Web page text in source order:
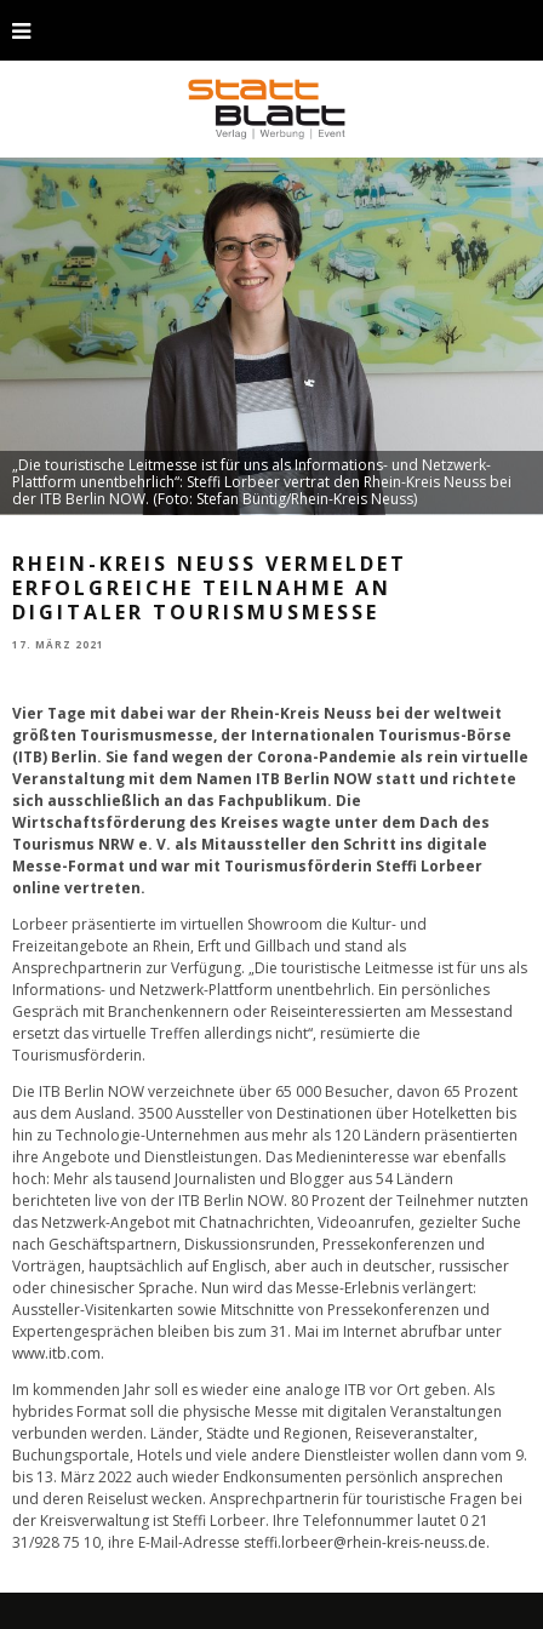
„Die touristische Leitmesse ist für uns als Informations- und Netzwerk-
Plattform unentbehrlich“: Steffi Lorbeer vertrat den Rhein-Kreis Neuss bei
der ITB Berlin NOW. (Foto: Stefan Büntig/Rhein-Kreis Neuss)
RHEIN-KREIS NEUSS VERMELDET
ERFOLGREICHE TEILNAHME AN
DIGITALER TOURISMUSMESSE
17. MÄRZ 2021
Vier Tage mit dabei war der Rhein-Kreis Neuss bei der weltweit
größten Tourismusmesse, der Internationalen Tourismus-Börse
(ITB) Berlin. Sie fand wegen der Corona-Pandemie als rein virtuelle
Veranstaltung mit dem Namen ITB Berlin NOW statt und richtete
sich ausschließlich an das Fachpublikum. Die
Wirtschaftsförderung des Kreises wagte unter dem Dach des
Tourismus NRW e. V. als Mitaussteller den Schritt ins digitale
Messe-Format und war mit Tourismusförderin Steffi Lorbeer
online vertreten.
Lorbeer präsentierte im virtuellen Showroom die Kultur- und
Freizeitangebote an Rhein, Erft und Gillbach und stand als
Ansprechpartnerin zur Verfügung. „Die touristische Leitmesse ist für uns als
Informations- und Netzwerk-Plattform unentbehrlich. Ein persönliches
Gespräch mit Branchenkennern oder Reiseinteressierten am Messestand
ersetzt das virtuelle Treffen allerdings nicht“, resümierte die
Tourismusförderin.
Die ITB Berlin NOW verzeichnete über 65 000 Besucher, davon 65 Prozent
aus dem Ausland. 3500 Aussteller von Destinationen über Hotelketten bis
hin zu Technologie-Unternehmen aus mehr als 120 Ländern präsentierten
ihre Angebote und Dienstleistungen. Das Medieninteresse war ebenfalls
hoch: Mehr als tausend Journalisten und Blogger aus 54 Ländern
berichteten live von der ITB Berlin NOW. 80 Prozent der Teilnehmer nutzten
das Netzwerk-Angebot mit Chatnachrichten, Videoanrufen, gezielter Suche
nach Geschäftspartnern, Diskussionsrunden, Pressekonferenzen und
Vorträgen, hauptsächlich auf Englisch, aber auch in deutscher, russischer
oder chinesischer Sprache. Nun wird das Messe-Erlebnis verlängert:
Aussteller-Visitenkarten sowie Mitschnitte von Pressekonferenzen und
Expertengesprächen bleiben bis zum 31. Mai im Internet abrufbar unter
www.itb.com.
Im kommenden Jahr soll es wieder eine analoge ITB vor Ort geben. Als
hybrides Format soll die physische Messe mit digitalen Veranstaltungen
verbunden werden. Länder, Städte und Regionen, Reiseveranstalter,
Buchungsportale, Hotels und viele andere Dienstleister wollen dann vom 9.
bis 13. März 2022 auch wieder Endkonsumenten persönlich ansprechen
und deren Reiselust wecken. Ansprechpartnerin für touristische Fragen bei
der Kreisverwaltung ist Steffi Lorbeer. Ihre Telefonnummer lautet 0 21
31/928 75 10, ihre E-Mail-Adresse steffi.lorbeer@rhein-kreis-neuss.de.